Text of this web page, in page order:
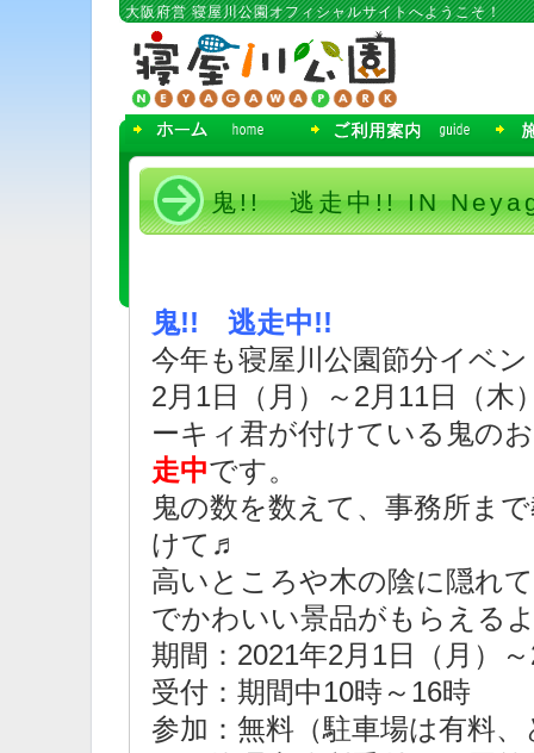
大阪府営 寝屋川公園オフィシャルサイトへようこそ！
コ
ツ
へ
動
鬼!! 逃走中!! IN
鬼!! 逃走中!!
今年も寝屋川公園節分イベ
2月1日（月）～2月11日（
ーキィ君が付けている鬼の
走中です。
鬼の数を数えて、事務所ま
けて♬
高いところや木の陰に隠れ
でかわいい景品がもらえる
期間：2021年2月1日（月）
受付：期間中10時～16時
参加：無料（駐車場は有料